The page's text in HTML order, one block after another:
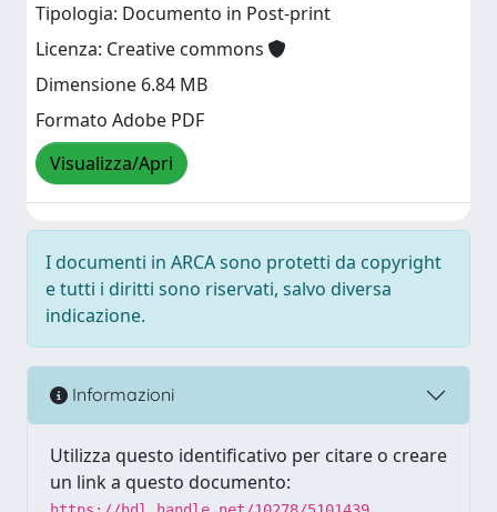
Tipologia: Documento in Post-print
Licenza: Creative commons
Dimensione 6.84 MB
Formato Adobe PDF
Visualizza/Apri
I documenti in ARCA sono protetti da copyright
e tutti i diritti sono riservati, salvo diversa
indicazione.
Informazioni
Utilizza questo identificativo per citare o creare
un link a questo documento: